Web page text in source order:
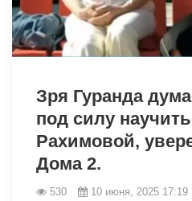
Зря Гуранда
под силу
Рахимовой,
Дома 2.
530 10 июня, 2025 17:19